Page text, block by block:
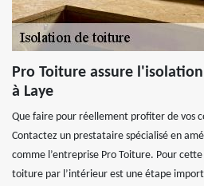
Pro Toiture assure
à Laye
Que faire pour réellement profiter de vos
Contactez un prestataire spécialisé en
comme l’entreprise Pro Toiture. Pour
toiture par l’intérieur est une étape